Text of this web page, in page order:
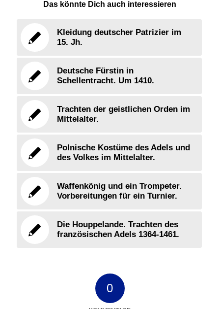
Das könnte Dich auch interessieren
Kleidung deutscher Patrizier im
15. Jh.
Deutsche Fürstin in
Schellentracht. Um 1410.
Trachten der geistlichen Orden im
Mittelalter.
Polnische Kostüme des Adels und
des Volkes im Mittelalter.
Waffenkönig und ein Trompeter.
Vorbereitungen für ein Turnier.
Die Houppelande. Trachten des
französischen Adels 1364-1461.
0